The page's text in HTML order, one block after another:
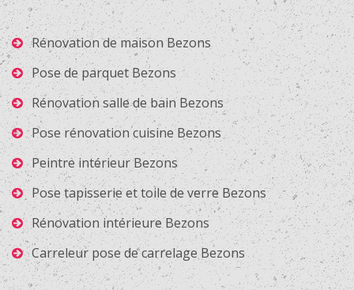
Rénovation de maison Bezons
Pose de parquet Bezons
Rénovation salle de bain Bezons
Pose rénovation cuisine Bezons
Peintre intérieur Bezons
Pose tapisserie et toile de verre Bezons
Rénovation intérieure Bezons
Carreleur pose de carrelage Bezons